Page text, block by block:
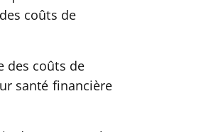
coûts de
des coûts de
santé financière